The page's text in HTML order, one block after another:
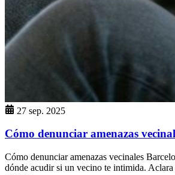
27 sep. 2025
Cómo denunciar amenazas
Cómo denunciar amenazas vecinales
dónde acudir si un vecino te intimida. Aclara